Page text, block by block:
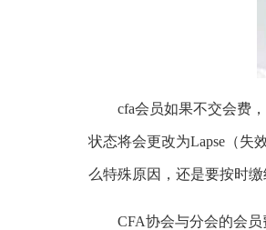
cfa会员如果不交会费，
状态将会更改为Lapse（失
么特殊原因，还是要按时缴
CFA协会与分会的会员